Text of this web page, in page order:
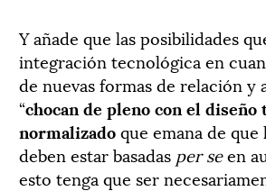
Y añade que las posibilidades
integración tecnológica en
de nuevas formas de relación y
“chocan de pleno con el diseño
normalizadoque emana de que
deben estar basadas per seen
esto tenga que ser